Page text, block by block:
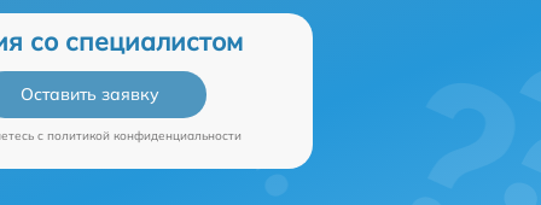
со специалистом
Оставить заявку
c политикой конфиденциальности